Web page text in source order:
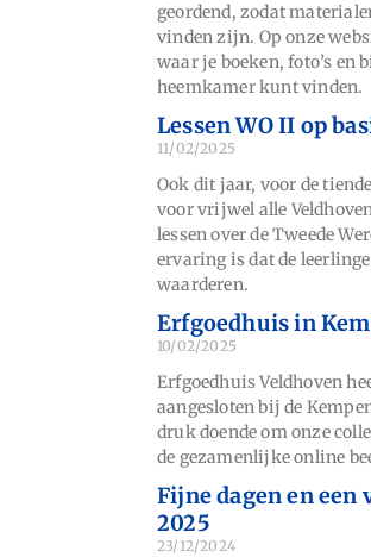
geordend, zodat
vinden zijn. Op onze
waar je boeken, foto’s en
heemkamer kunt vinden.
Lessen WO II op
11/02/2025
Ook dit jaar, voor de
voor vrijwel alle
lessen over de Tweede
ervaring is dat de
waarderen.
Erfgoedhuis in
10/02/2025
Erfgoedhuis Veldhoven
aangesloten bij de
druk doende om onze
de gezamenlijke online
Fijne dagen en een
2025
23/12/2024